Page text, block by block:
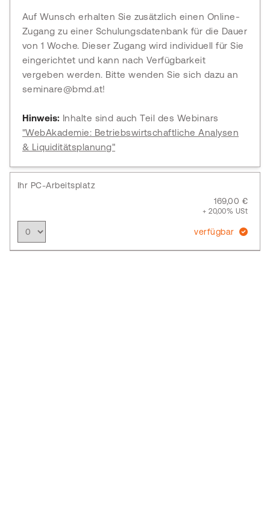
Auf Wunsch erhalten Sie zusätzlich einen Online-
Zugang zu einer Schulungsdatenbank für die Dauer
von 1 Woche. Dieser Zugang wird individuell für Sie
eingerichtet und kann nach Verfügbarkeit
vergeben werden. Bitte wenden Sie sich dazu an
seminare@bmd.at!
Hinweis: Inhalte sind auch Teil des Webinars
"WebAkademie: Betriebswirtschaftliche Analysen
& Liquiditätsplanung"
Ihr PC-Arbeitsplatz
169,00 €
+ 20,00% USt
verfügbar